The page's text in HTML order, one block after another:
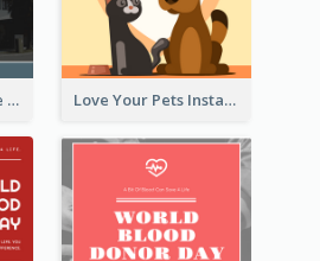
Annual Open House Instagram Post Love Your Pets Instagram Post